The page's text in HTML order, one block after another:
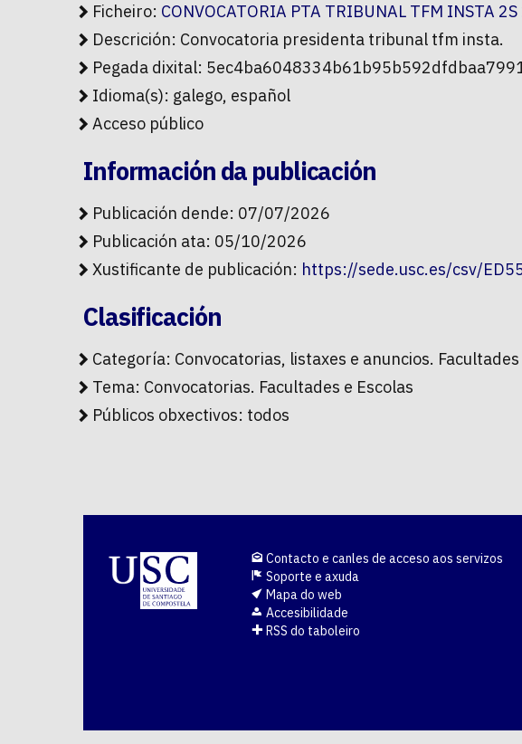
Ficheiro: CONVOCATORIA PTA TRIBUNAL TFM INSTA
Descrición: Convocatoria presidenta tribunal tfm insta.
Pegada dixital:
Idioma(s): galego, español
Acceso público
Información da publicación
Publicación dende: 07/07/2026
Publicación ata: 05/10/2026
Xustificante de publicación: https://sede.usc.es/csv/
Clasificación
Categoría: Convocatorias, listaxes e anuncios. Facultades
Tema: Convocatorias. Facultades e Escolas
Públicos obxectivos: todos
Contacto e canles de acceso aos servizos
Soporte e axuda
Mapa do web
Accesibilidade
RSS do taboleiro